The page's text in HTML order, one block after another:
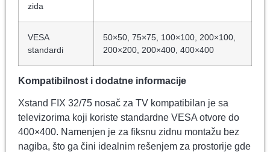
zida
VESA
standardi
50×50, 75×75, 100×100, 200×100,
200×200, 200×400, 400×400
Kompatibilnost i dodatne informacije
Xstand FIX 32/75 nosač za TV kompatibilan je sa
televizorima koji koriste standardne VESA otvore do
400×400. Namenjen je za fiksnu zidnu montažu bez
nagiba, što ga čini idealnim rešenjem za prostorije gde